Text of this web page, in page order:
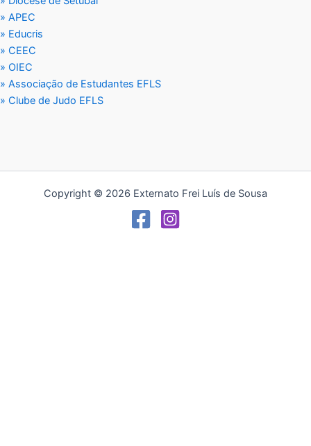
» APEC
» Educris
» CEEC
» OIEC
» Associação de Estudantes EFLS
» Clube de Judo EFLS
Copyright © 2026 Externato Frei Luís de Sousa